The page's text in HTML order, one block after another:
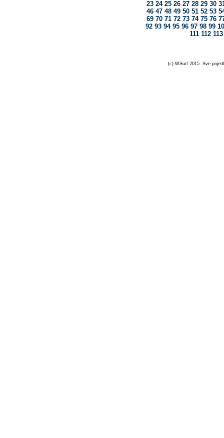
23 24 25 26 27 28 29 30
46 47 48 49 50 51 52 53
69 70 71 72 73 74 75 76
92 93 94 95 96 97 98 99
111 112 113
(c) WSurf 2015. Sve